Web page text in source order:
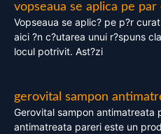
vopseaua se aplica pe
Vopseaua se aplic? pe p?r
aici ?n c?utarea unui r?spuns
locul potrivit. Ast?zi
gerovital sampon
Gerovital sampon antimatreata
antimatreata pareri este un